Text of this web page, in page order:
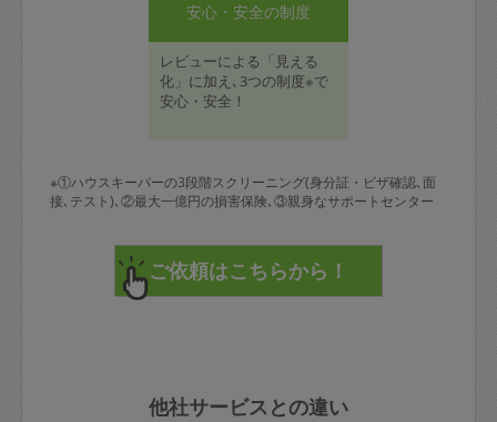
安心・安全の制度
レビューによる「見える
化」に加え､3つの制度※で
安心・安全！
※①ハウスキーパーの3段階スクリーニング(身分証・ビザ確認､面
接､テスト)､②最大一億円の損害保険､③親身なサポートセンター
他社サービスとの違い